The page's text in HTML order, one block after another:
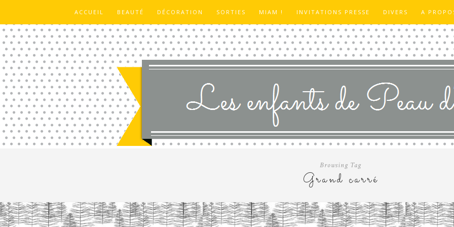
ACCUEIL BEAUTÉ DÉCORATION SORTIES MIAM ! INVITATIONS PRESSE DIVERS A
Browsing Tag
Grand carré